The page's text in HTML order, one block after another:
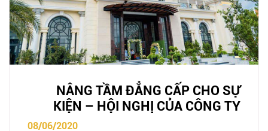
NÂNG TẦM ĐẲNG CẤP CHO SỰ
KIỆN – HỘI NGHỊ CỦA CÔNG TY
08/06/2020